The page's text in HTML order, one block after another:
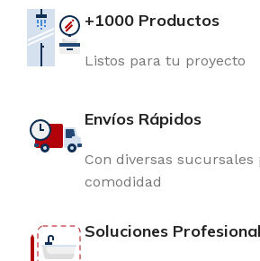
+1000 Productos
Listos para tu proyecto
Envíos Rápidos
Con diversas sucursales
comodidad
Soluciones